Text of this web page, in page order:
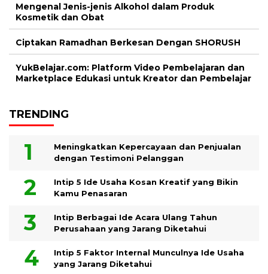
Mengenal Jenis-jenis Alkohol dalam Produk
Kosmetik dan Obat
Ciptakan Ramadhan Berkesan Dengan SHORUSH
YukBelajar.com: Platform Video Pembelajaran dan
Marketplace Edukasi untuk Kreator dan Pembelajar
TRENDING
Meningkatkan Kepercayaan dan Penjualan
dengan Testimoni Pelanggan
Intip 5 Ide Usaha Kosan Kreatif yang Bikin
Kamu Penasaran
Intip Berbagai Ide Acara Ulang Tahun
Perusahaan yang Jarang Diketahui
Intip 5 Faktor Internal Munculnya Ide Usaha
yang Jarang Diketahui